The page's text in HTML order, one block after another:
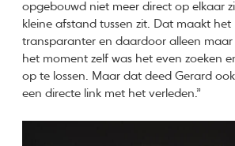
opgebouwd niet meer direct op elkaar
kleine afstand tussen zit. Dat maakt het
transparanter en daardoor alleen
het moment zelf was het even zoeken
op te lossen. Maar dat deed Gerard
een directe link met het verleden.”